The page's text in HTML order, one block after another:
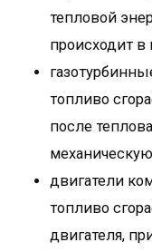
тепловой
происходит в
топливо
после
двигатели
топливо
двигателя,